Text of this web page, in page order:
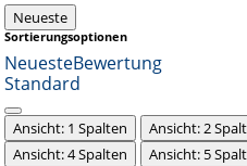
Neueste
Sortierungsoptionen
NeuesteBewertung
Standard
Ansicht: 1 Spalten Ansicht: 2
Ansicht: 4 Spalten
Ansicht: 5